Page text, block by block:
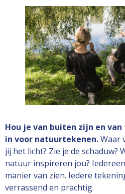
Hou je van buiten zijn en
in voor natuurtekenen.Waar
jij het licht? Zie je de schaduw?
natuur inspireren jou?
manier van zien. Iedere
verrassend en prachtig.